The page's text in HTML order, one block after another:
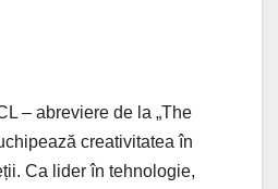
– abreviere de la „The
creativitatea în
Ca lider în tehnologie,